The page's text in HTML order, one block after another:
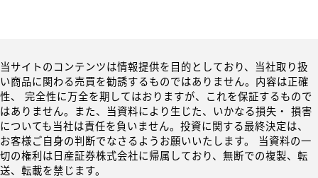
当サイトのコンテンツは情報提供を目的としており、当社取り扱
い商品に関わる売買を勧誘するものではありません。内容は正確
性、 完全性に万全を期してはおりますが、これを保証するもので
はありません。また、当資料により生じた、いかなる損失・ 損害
についても当社は責任を負いません。投資に関する最終決定は、
お客様ご自身の判断でなさるようお願いいたします。 当資料の一
切の権利は日産証券株式会社に帰属しており、無断での複製、転
送、転載を禁じます。